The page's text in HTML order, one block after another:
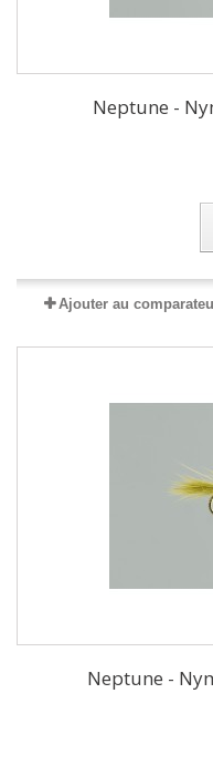
Neptune -
Ajouter au
Neptune -